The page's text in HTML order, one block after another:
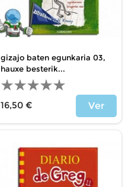
gizajo baten egunkaria 03,
hauxe besterik...
16,50 €
Ver